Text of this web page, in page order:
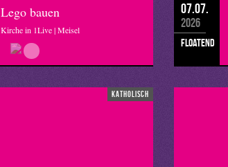
Lego bauen
Kirche in 1Live | Meisel
07.07.
2026
floatend
katholisch